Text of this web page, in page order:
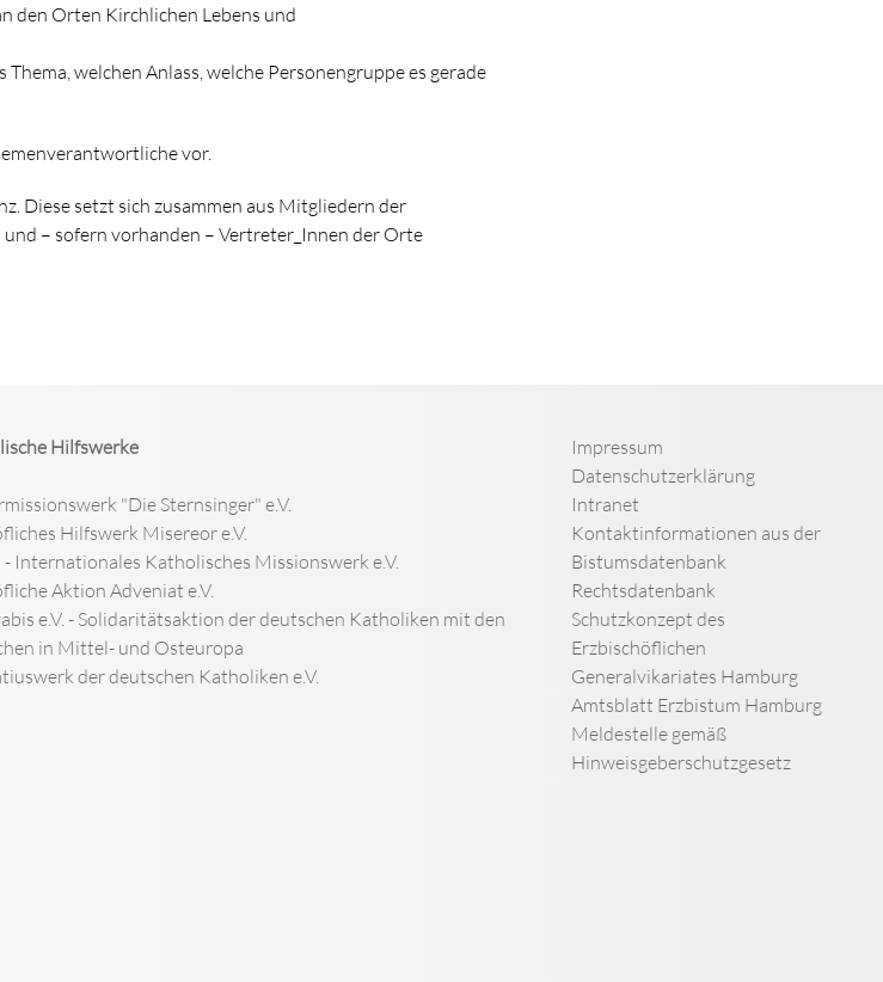
den Orten Kirchlichen Lebens und
welchen Anlass, welche Personengruppe es gerade
vor.
Diese setzt sich zusammen aus Mitgliedern der
– sofern vorhanden – Vertreter_Innen der Orte
Hilfswerke
"Die Sternsinger" e.V.
Hilfswerk Misereor e.V.
- Internationales Katholisches Missionswerk e.V.
Aktion Adveniat e.V.
e.V. - Solidaritätsaktion der deutschen Katholiken mit den
in Mittel- und Osteuropa
der deutschen Katholiken e.V.
Impressum
Datenschutzerklärung
Intranet
Kontaktinformationen aus der
Bistumsdatenbank
Rechtsdatenbank
Schutzkonzept des
Erzbischöflichen
Generalvikariates Hamburg
Amtsblatt Erzbistum Hamburg
Meldestelle gemäß
Hinweisgeberschutzgesetz